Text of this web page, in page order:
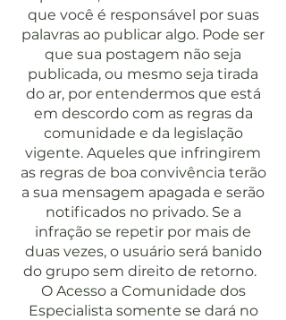
que você é responsável por suas
palavras ao publicar algo. Pode ser
que sua postagem não seja
publicada, ou mesmo seja tirada
do ar, por entendermos que está
em descordo com as regras da
comunidade e da legislação
vigente. Aqueles que infringirem
as regras de boa convivência terão
a sua mensagem apagada e serão
notificados no privado. Se a
infração se repetir por mais de
duas vezes, o usuário será banido
do grupo sem direito de retorno.
O Acesso a Comunidade dos
Especialista somente se dará no